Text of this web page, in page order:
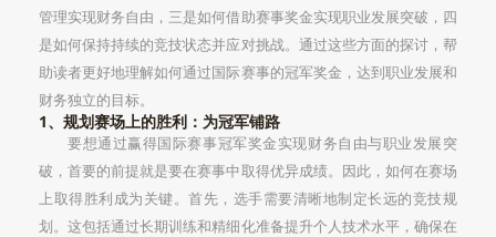
管理实现财务自由，三是如何借助赛事奖金实现职业发展突破，四
是如何保持持续的竞技状态并应对挑战。通过这些方面的探讨，帮
助读者更好地理解如何通过国际赛事的冠军奖金，达到职业发展和
财务独立的目标。
1、规划赛场上的胜利：为冠军铺路
要想通过赢得国际赛事冠军奖金实现财务自由与职业发展突
破，首要的前提就是要在赛事中取得优异成绩。因此，如何在赛场
上取得胜利成为关键。首先，选手需要清晰地制定长远的竞技规
划。这包括通过长期训练和精细化准备提升个人技术水平，确保在